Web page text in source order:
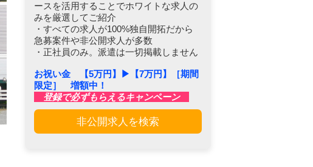
ースを活用することでホワイトな求人の
みを厳選してご紹介
・すべての求人が100%独自開拓だから
急募案件や非公開求人が多数
・正社員のみ。派遣は一切掲載しません
お祝い金 【5万円】▶︎【7万円】［期間
限定］ 増額中！
登録で必ずもらえるキャンペーン
非公開求人を検索